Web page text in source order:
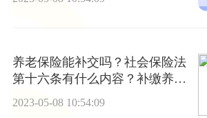
养老保险能补交吗？社会保险法
第十六条有什么内容？补缴养老
保险有滞纳金吗？
2023-05-08 10:54:09